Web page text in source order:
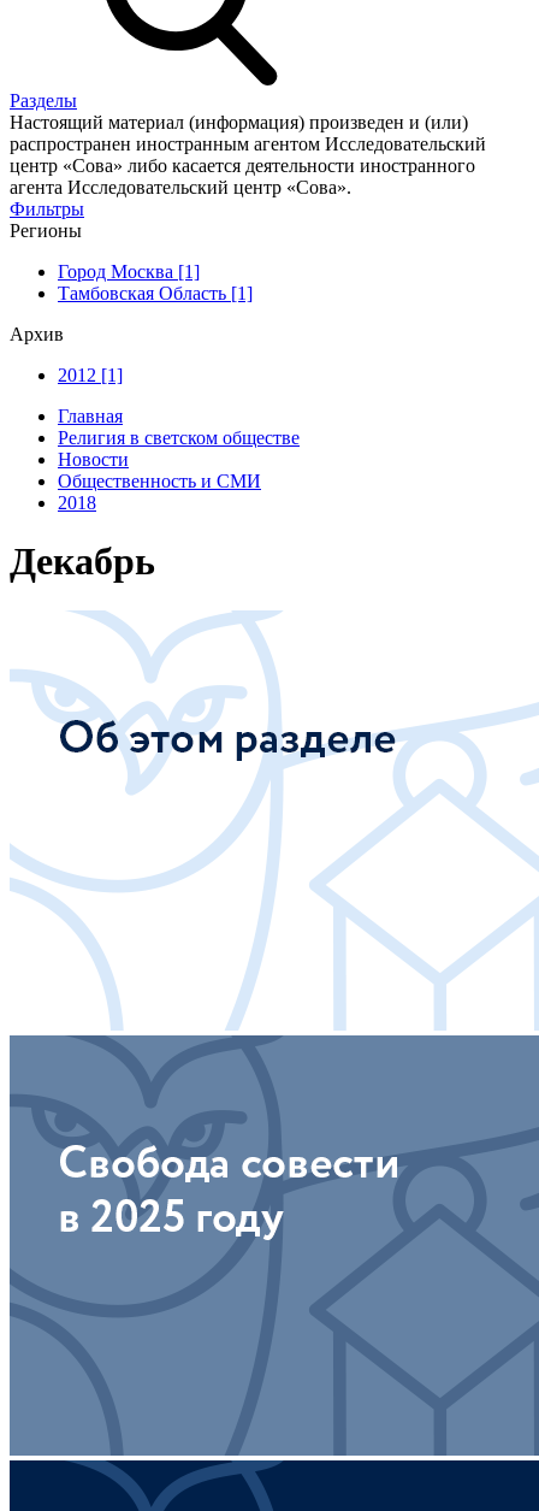
Разделы
Настоящий материал (информация) произведен и (или)
распространен иностранным агентом Исследовательский
центр «Сова» либо касается деятельности иностранного
агента Исследовательский центр «Сова».
Фильтры
Регионы
Город Москва [1]
Тамбовская Область [1]
Архив
2012 [1]
Главная
Религия в светском обществе
Новости
Общественность и СМИ
2018
Декабрь